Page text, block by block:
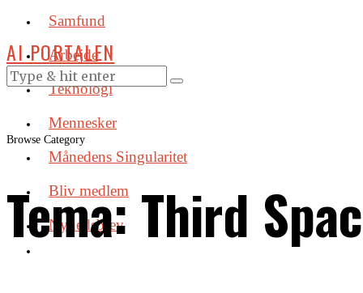
Samfund
Arbejde
Teknologi
Mennesker
Månedens Singularitet
Bliv medlem
Nyhedsbrev
AI PORTALEN
Browse Category
Tema: Third